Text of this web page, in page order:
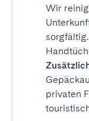
Wir
sorgfältig.
privaten